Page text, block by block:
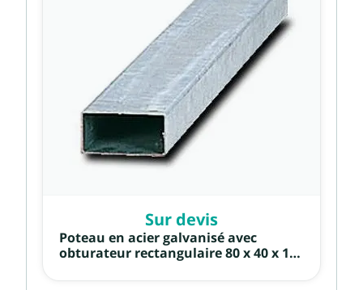
Sur devis
Poteau en acier galvanisé avec
obturateur rectangulaire 80 x 40 x 1,5